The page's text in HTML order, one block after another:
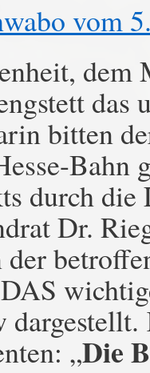
vom
dem
das
bitten
Bahn
durch
Dr.
„Die